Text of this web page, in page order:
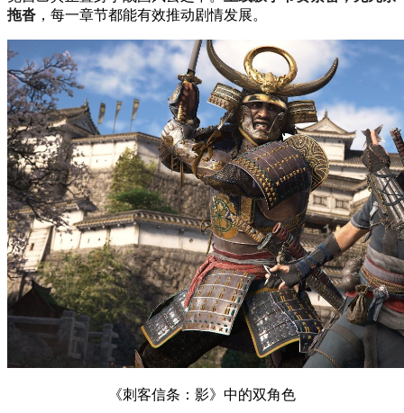
拖沓 ，每一章节都能有效推动剧情发展。
《刺客信条：影》中的双角色